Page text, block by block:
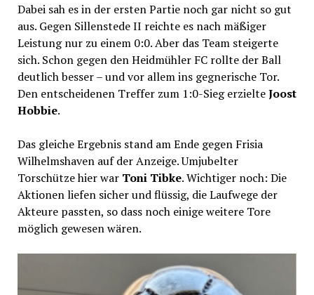
Dabei sah es in der ersten Partie noch gar nicht so gut
aus. Gegen Sillenstede II reichte es nach mäßiger
Leistung nur zu einem 0:0. Aber das Team steigerte
sich. Schon gegen den Heidmühler FC rollte der Ball
deutlich besser – und vor allem ins gegnerische Tor.
Den entscheidenen Treffer zum 1:0-Sieg erzielteJoost
Hobbie.
Das gleiche Ergebnis stand am Ende gegen Frisia
Wilhelmshaven auf der Anzeige. Umjubelter
Torschütze hier war Toni Tibke. Wichtiger noch: Die
Aktionen liefen sicher und flüssig, die Laufwege der
Akteure passten, so dass noch einige weitere Tore
möglich gewesen wären.